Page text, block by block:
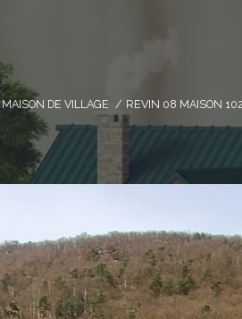
MAISON DE VILLAGE REVIN 08 MAISON